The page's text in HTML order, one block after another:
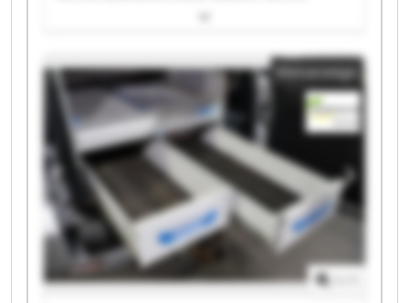
Saltenbrock GmbH AGRAVIS Technik Saltenbrock
Technik Saltenbrock GmbH AGRAVIS Technik
Saltenbrock GmbH AGRAVIS Technik Saltenbrock
GmbH AGRAVIS Technik Saltenbrock GmbH AGRAVIS
Technik Saltenbrock GmbH AGRAVIS Technik
Saltenbrock GmbH AGRAVIS Technik Saltenbrock
GmbH AGRAVIS Technik Saltenbrock GmbH AGRAVIS
Technik Saltenbrock GmbH AGRAVIS Technik
Saltenbrock GmbH AGRAVIS Technik Saltenbrock
GmbH AGRAVIS Technik Saltenbrock GmbH AGRAVIS
Technik Saltenbrock GmbH AGRAVIS Technik
Saltenbrock GmbH AGRAVIS Technik Saltenbrock
Kleinanzeige